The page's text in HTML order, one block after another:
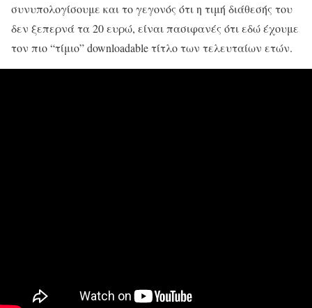
συνυπολογίσουμε και το γεγονός ότι η τιμή διάθεσής του
δεν ξεπερνά τα 20 ευρώ, είναι πασιφανές ότι εδώ έχουμε
τον πιο “τίμιο” downloadable τίτλο των τελευταίων ετών.